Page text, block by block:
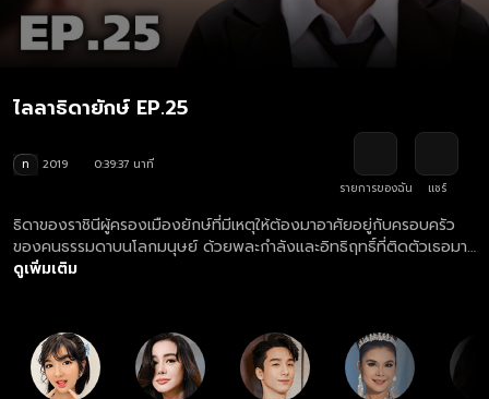
ไลลาธิดายักษ์ EP.25
ท 2019
0:39:37 นาที
รายการของฉัน
แชร์
ธิดาของราชินีผู้ครองเมืองยักษ์ที่มีเหตุให้ต้องมาอาศัยอยู่กับครอบครัว
ของคนธรรมดาบนโลกมนุษย์ ด้วยพละกำลังและอิทธิฤทธิ์ที่ติดตัวเธอมา
ทำให้ก่อเกิดฮีโร่คนใหม่ที่จะมาช่วยโลกให้พ้นจากอันตราย
ดูเพิ่มเติม